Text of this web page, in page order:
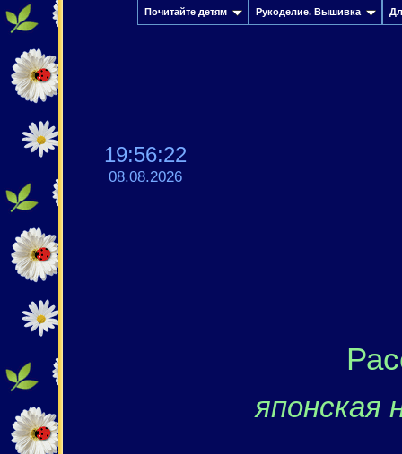
Почитайте детям Рукоделие. Вышивка
19:56:23
08.08.2026
японская